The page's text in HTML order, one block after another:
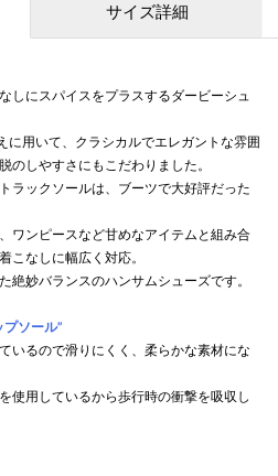
サイズ詳細
しにスパイスをプラスするダービーシュ
に用いて、クラシカルでエレガントな雰囲
のしやすさにもこだわりました。
ラックソールは、ブーツで大好評だった
ワンピースなど甘めなアイテムと組み合
こなしに幅広く対応。
絶妙バランスのハンサムシューズです。
ソール”
いるので滑りにくく、柔らかな素材にな
使用しているから歩行時の衝撃を吸収し